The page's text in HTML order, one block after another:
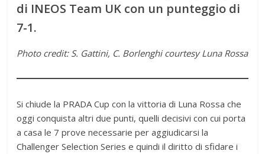
di INEOS Team UK con un punteggio di
7-1.
Photo credit: S. Gattini, C. Borlenghi courtesy Luna Rossa
Si chiude la PRADA Cup con la vittoria di Luna Rossa che
oggi conquista altri due punti, quelli decisivi con cui porta
a casa le 7 prove necessarie per aggiudicarsi la
Challenger Selection Series e quindi il diritto di sfidare i